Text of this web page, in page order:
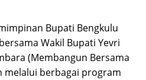
Bupati Bengkulu
Wakil Bupati Yevri
(Membangun Bersama
melalui berbagai program